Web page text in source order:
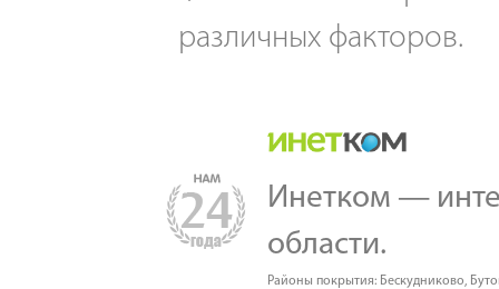
различных факторов.
Инетком —
области.
Районы покрытия: Бескудниково,